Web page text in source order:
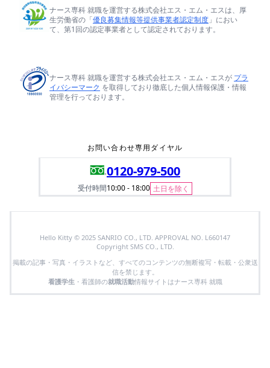
ナース専科 就職を運営する株式会社エス・エム・エスは、厚
生労働省の「優良募集情報等提供事業者認定制度 」におい
て、第1回の認定事業者として認定されております。
ナース専科 就職を運営する株式会社エス・エム・エスが プラ
イバシーマーク を取得しており徹底した個人情報保護・情報
管理を行っております。
お問い合わせ専用ダイヤル
0120-979-500
受付時間10:00 - 18:00 土日を除く
Hello Kitty © 2025 SANRIO CO., LTD. APPROVAL NO. L660147
Copyright SMS CO., LTD.
掲載の記事・写真・イラストなど、すべてのコンテンツの無断複写・転載・公衆送
信を禁じます。
看護学生 ・看護師の就職活動情報サイトはナース専科 就職